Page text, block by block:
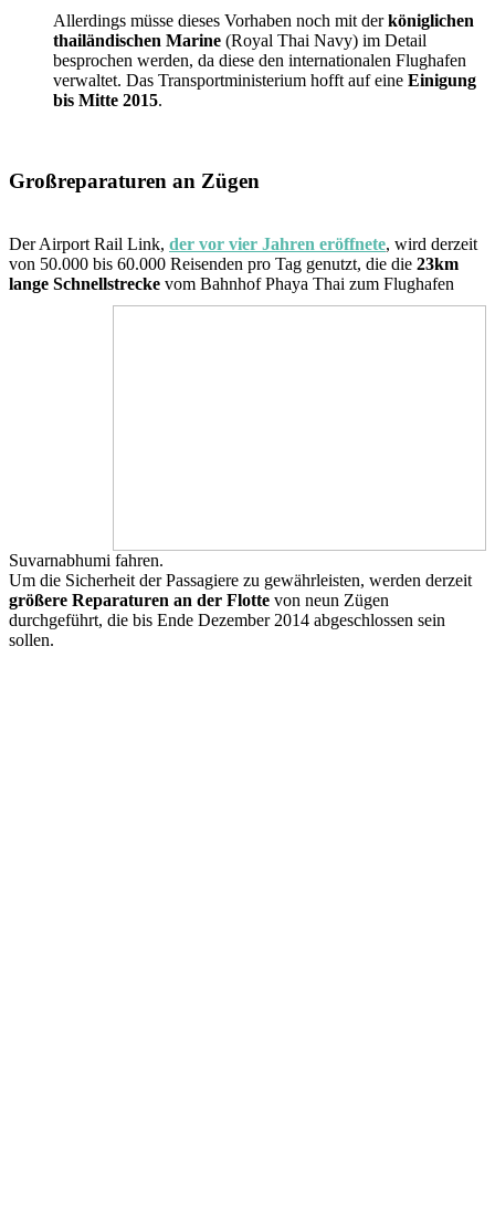
Allerdings müsse dieses Vorhaben noch mit derköniglichen
thailändischen Marine (Royal Thai Navy) im Detail
besprochen werden, da diese den internationalen Flughafen
verwaltet. Das Transportministerium hofft auf eine Einigung
bis Mitte 2015.
Großreparaturen an Zügen
Der Airport Rail Link, der vor vier Jahren eröffnete, wird derzeit
von 50.000 bis 60.000 Reisenden pro Tag genutzt, die die 23km
lange Schnellstrecke vom Bahnhof Phaya Thai zum Flughafen
Suvarnabhumi fahren.
Um die Sicherheit der Passagiere zu gewährleisten, werden derzeit
größere Reparaturen an der Flotte von neun Zügen
durchgeführt, die bis Ende Dezember 2014 abgeschlossen sein
sollen.